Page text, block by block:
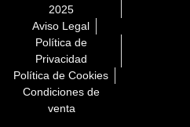
2025
Aviso Legal
Política de
Privacidad
Política de Cookies
Condiciones de
venta